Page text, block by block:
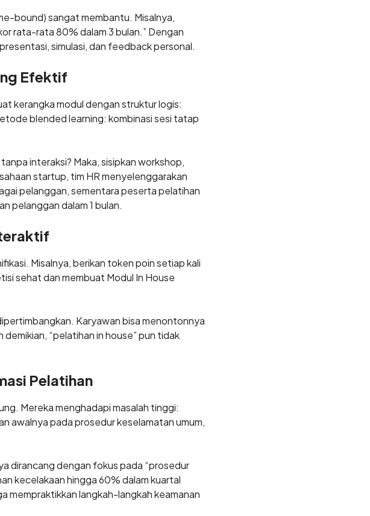
bound) sangat membantu. Misalnya,
rata-rata 80% dalam 3 bulan.” Dengan
simulasi, dan feedback personal.
Efektif
kerangka modul dengan struktur logis:
blended learning: kombinasi sesi tatap
interaksi? Maka, sisipkan workshop,
startup, tim HR menyelenggarakan
pelanggan, sementara peserta pelatihan
pelanggan dalam 1 bulan.
Misalnya, berikan token poin setiap kali
sehat dan membuat Modul In House
Karyawan bisa menontonnya
“pelatihan in house” pun tidak
Pelatihan
Mereka menghadapi masalah tinggi:
awalnya pada prosedur keselamatan umum,
dirancang dengan fokus pada “prosedur
kecelakaan hingga 60% dalam kuartal
mempraktikkan langkah-langkah keamanan